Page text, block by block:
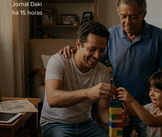
Jornal Daki
há 15 horas